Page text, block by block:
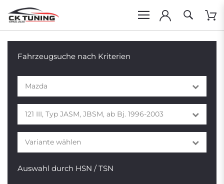
Fahrzeugsuche nach Kriterien
Mazda
121 III, Typ JASM, JBSM, ab Bj. 1996-2003
Variante wählen
Auswahl durch HSN / TSN